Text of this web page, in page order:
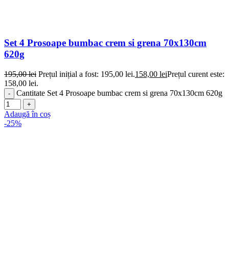
Set 4 Prosoape bumbac crem si grena 70x130cm
620g
195,00lei Prețul inițial a fost: 195,00 lei.158,00 leiPrețul curent este:
158,00 lei.
Cantitate Set 4 Prosoape bumbac crem si grena 70x130cm 620g
Adaugă în coș
-25%